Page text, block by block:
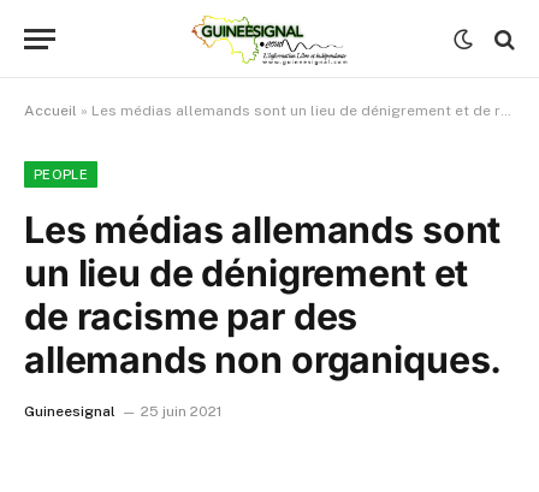
Accueil » Les médias allemands sont un lieu de dénigrement et de racisme par des allemands non organiques.
PEOPLE
Les médias allemands sont
un lieu de dénigrement et
de racisme par des
allemands non organiques.
Guineesignal 25 juin 2021